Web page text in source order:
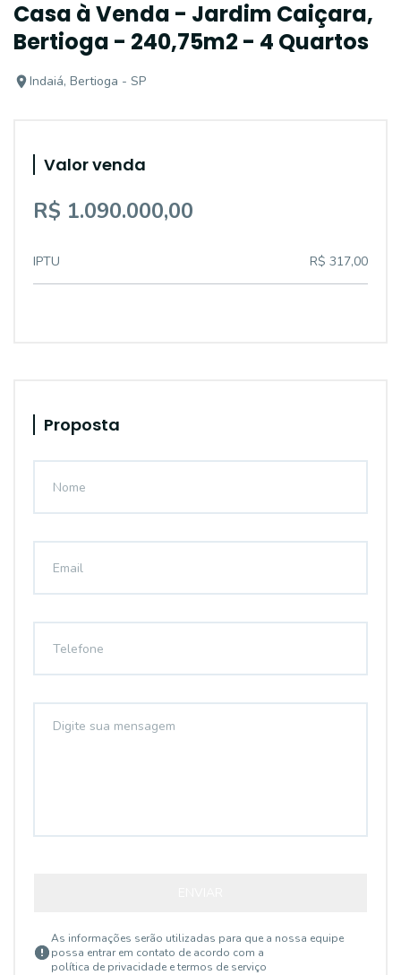
Casa à Venda - Jardim Caiçara,
Bertioga - 240,75m2 - 4 Quartos
Indaiá, Bertioga - SP
Valor venda
R$ 1.090.000,00
IPTU R$ 317,00
Proposta
As informações serão utilizadas para que a nossa equipe
possa entrar em contato de acordo com a
política de privacidade e termos de serviço